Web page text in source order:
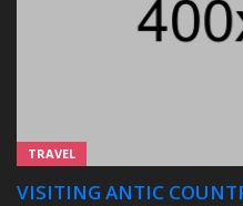
TRAVEL
VISITING ANTIC